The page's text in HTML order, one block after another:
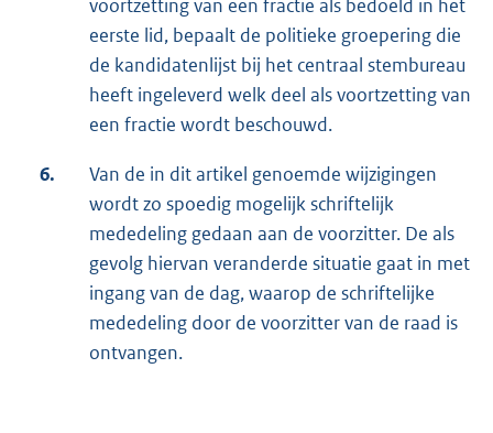
voortzetting van een fractie als bedoeld in het
eerste lid, bepaalt de politieke groepering die
de kandidatenlijst bij het centraal stembureau
heeft ingeleverd welk deel als voortzetting van
een fractie wordt beschouwd.
6.
Van de in dit artikel genoemde wijzigingen
wordt zo spoedig mogelijk schriftelijk
mededeling gedaan aan de voorzitter. De als
gevolg hiervan veranderde situatie gaat in met
ingang van de dag, waarop de schriftelijke
mededeling door de voorzitter van de raad is
ontvangen.